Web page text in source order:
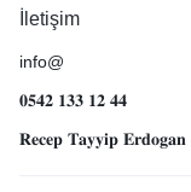
İletişim
info@
𝟎𝟓𝟒𝟐 𝟏𝟑𝟑 𝟏𝟐 𝟒𝟒
𝐑𝐞𝐜𝐞𝐩 𝐓𝐚𝐲𝐲𝐢𝐩